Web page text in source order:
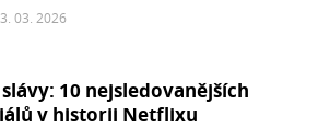
03. 2026
slávy: 10 nejsledovanějších
v historii Netflixu